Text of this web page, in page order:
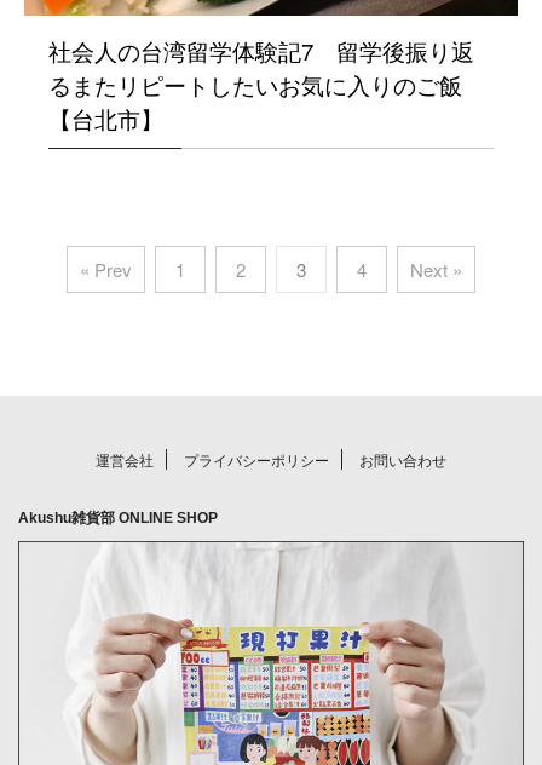
社会人の台湾留学体験記7 留学後振り返
るまたリピートしたいお気に入りのご飯
【台北市】
« Prev 1 2 3 4 Next »
運営会社 プライバシーポリシー お問い合わせ
Akushu雑貨部 ONLINE SHOP